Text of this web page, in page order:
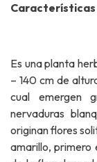
Es una planta
– 140 cm de
cual emergen
nervaduras
originan flores
amarillo, primero